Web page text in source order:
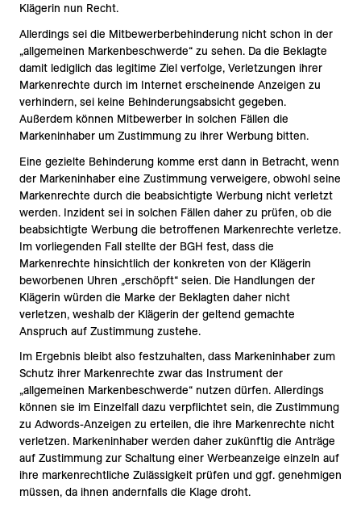
Klägerin nun Recht.
Allerdings sei die Mitbewerberbehinderung nicht schon in der
„allgemeinen Markenbeschwerde“ zu sehen. Da die Beklagte
damit lediglich das legitime Ziel verfolge, Verletzungen ihrer
Markenrechte durch im Internet erscheinende Anzeigen zu
verhindern, sei keine Behinderungsabsicht gegeben.
Außerdem können Mitbewerber in solchen Fällen die
Markeninhaber um Zustimmung zu ihrer Werbung bitten.
Eine gezielte Behinderung komme erst dann in Betracht, wenn
der Markeninhaber eine Zustimmung verweigere, obwohl seine
Markenrechte durch die beabsichtigte Werbung nicht verletzt
werden. Inzident sei in solchen Fällen daher zu prüfen, ob die
beabsichtigte Werbung die betroffenen Markenrechte verletze.
Im vorliegenden Fall stellte der BGH fest, dass die
Markenrechte hinsichtlich der konkreten von der Klägerin
beworbenen Uhren „erschöpft“ seien. Die Handlungen der
Klägerin würden die Marke der Beklagten daher nicht
verletzen, weshalb der Klägerin der geltend gemachte
Anspruch auf Zustimmung zustehe.
Im Ergebnis bleibt also festzuhalten, dass Markeninhaber zum
Schutz ihrer Markenrechte zwar das Instrument der
„allgemeinen Markenbeschwerde“ nutzen dürfen. Allerdings
können sie im Einzelfall dazu verpflichtet sein, die Zustimmung
zu Adwords-Anzeigen zu erteilen, die ihre Markenrechte nicht
verletzen. Markeninhaber werden daher zukünftig die Anträge
auf Zustimmung zur Schaltung einer Werbeanzeige einzeln auf
ihre markenrechtliche Zulässigkeit prüfen und ggf. genehmigen
müssen, da ihnen andernfalls die Klage droht.